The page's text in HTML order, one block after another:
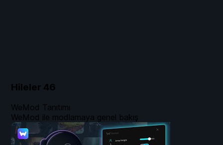
Hileler 46
WeMod Tanıtımı
WeMod ile modlamaya genel bakış